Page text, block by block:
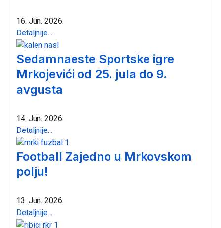
16. Jun. 2026.
Detaljnije...
Sedamnaeste Sportske igre
Mrkojevići od 25. jula do 9.
avgusta
14. Jun. 2026.
Detaljnije...
Football Zajedno u Mrkovskom
polju!
13. Jun. 2026.
Detaljnije...